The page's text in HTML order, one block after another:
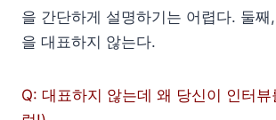
을 간단하게 설명하기는 어렵다. 둘째
을 대표하지 않는다.
Q: 대표하지 않는데 왜 당신이 인터뷰